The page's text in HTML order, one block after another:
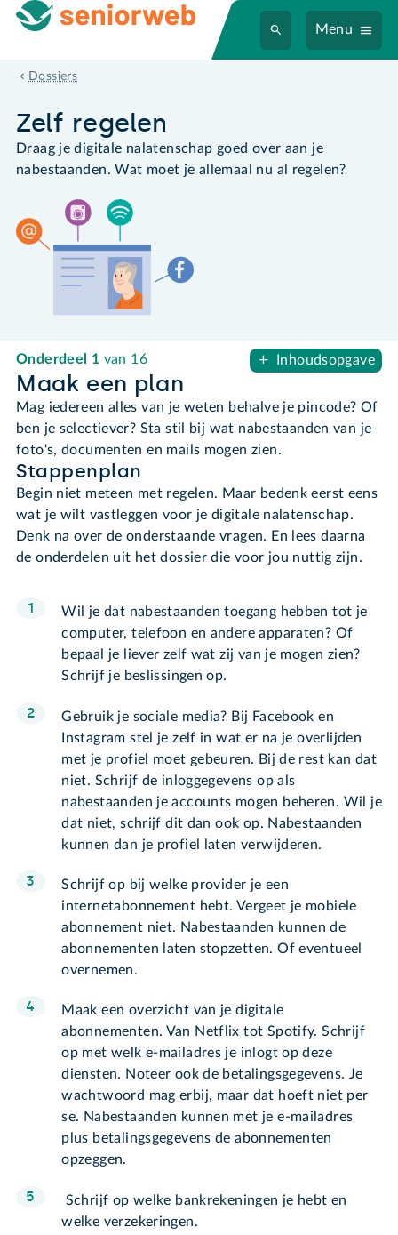
Menu
Dossiers
Zelf regelen - digitaal nalaten
Zelf regelen
Draag je digitale nalatenschap goed over aan je
nabestaanden. Wat moet je allemaal nu al regelen?
Onderdeel 1 van 16 Inhoudsopgave
Maak een plan
Mag iedereen alles van je weten behalve je pincode? Of
ben je selectiever? Sta stil bij wat nabestaanden van je
foto's, documenten en mails mogen zien.
Stappenplan
Begin niet meteen met regelen. Maar bedenk eerst eens
wat je wilt vastleggen voor je digitale nalatenschap.
Denk na over de onderstaande vragen. En lees daarna
de onderdelen uit het dossier die voor jou nuttig zijn.
Wil je dat nabestaanden toegang hebben tot je
computer, telefoon en andere apparaten? Of
bepaal je liever zelf wat zij van je mogen zien?
Schrijf je beslissingen op.
Gebruik je sociale media? Bij Facebook en
Instagram stel je zelf in wat er na je overlijden
met je profiel moet gebeuren. Bij de rest kan dat
niet. Schrijf de inloggegevens op als
nabestaanden je accounts mogen beheren. Wil je
dat niet, schrijf dit dan ook op. Nabestaanden
kunnen dan je profiel laten verwijderen.
Schrijf op bij welke provider je een
internetabonnement hebt. Vergeet je mobiele
abonnement niet. Nabestaanden kunnen de
abonnementen laten stopzetten. Of eventueel
overnemen.
Maak een overzicht van je digitale
abonnementen. Van Netflix tot Spotify. Schrijf
op met welk e-mailadres je inlogt op deze
diensten. Noteer ook de betalingsgegevens. Je
wachtwoord mag erbij, maar dat hoeft niet per
se. Nabestaanden kunnen met je e-mailadres
plus betalingsgegevens de abonnementen
opzeggen.
Schrijf op welke bankrekeningen je hebt en
welke verzekeringen.